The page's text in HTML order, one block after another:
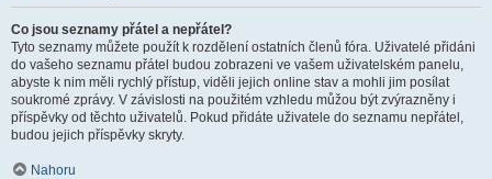
Co jsou seznamy přátel a nepřátel?
Tyto seznamy můžete použít k rozdělení ostatních členů fóra. Uživatelé přidáni
do vašeho seznamu přátel budou zobrazeni ve vašem uživatelském panelu,
abyste k nim měli rychlý přístup, viděli jejich online stav a mohli jim posílat
soukromé zprávy. V závislosti na použitém vzhledu můžou být zvýrazněny i
příspěvky od těchto uživatelů. Pokud přidáte uživatele do seznamu nepřátel,
budou jejich příspěvky skryty.
Nahoru